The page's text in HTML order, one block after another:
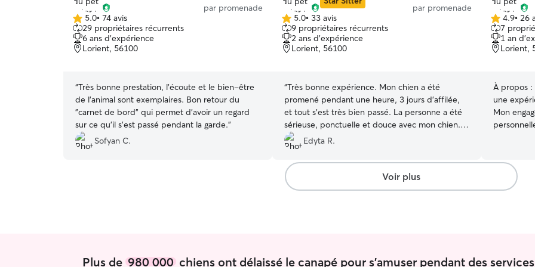
attention
animal.
habitudes,
assurer
par promenade
5.0 étoile(s)
sur
5
5.0• 74 avis
29 propriétaires récurrents
6 ans d'expérience
Lorient, 56100
“Très bonne prestation, l'écoute et le bien-être
de l'animal sont exemplaires. Bon retour du
"carnet de bord" qui permet d'avoir un regard
sur ce qu'il s'est passé pendant la garde.”
Sofyan C.
par promenade
5.0 étoile(s)
sur
5
5.0• 33 avis
9 propriétaires récurrents
2 ans d'expérience
Lorient, 56100
“Très bonne expérience. Mon chien a été
promené pendant une heure, 3 jours d'affilée,
et tout s’est très bien passé. La personne a été
sérieuse, ponctuelle et douce avec mon chien.
La communication a été facile du début à la fin.
Je recommande sans hésitation.
Edyta R.
4.9 étoile(s)
sur
5
4.9• 26
7
1 an
Lorient,
À propos :
une
Mon
quatre
que
quotidien,
jeux
maintient
rassurante. Vivant chez mes parents dans une
Voir plus
Plus de980 000 chiens ont délaissé le canapé pour s'amuser pendant des